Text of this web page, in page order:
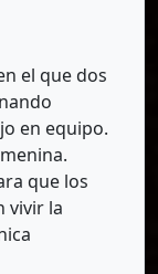
el que dos
en equipo.
que los
vivir la